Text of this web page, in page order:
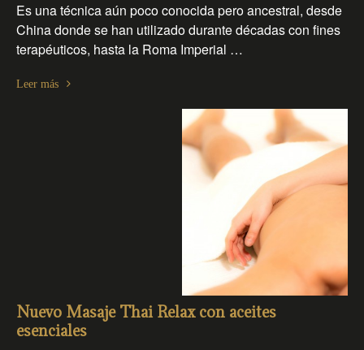
Es una técnica aún poco conocida pero ancestral, desde
China donde se han utilizado durante décadas con fines
terapéuticos, hasta la Roma Imperial …
Leer más
Nuevo Masaje Thai Relax con aceites
esenciales